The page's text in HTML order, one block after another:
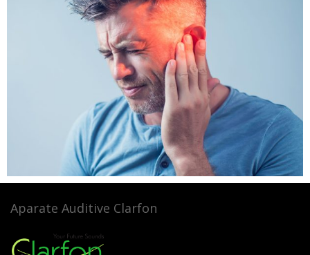
Aparate Auditive Clarfon